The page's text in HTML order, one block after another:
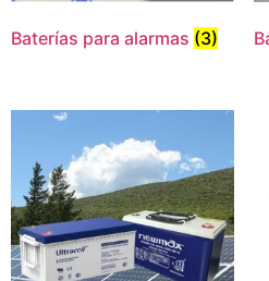
Baterías para alarmas (3)